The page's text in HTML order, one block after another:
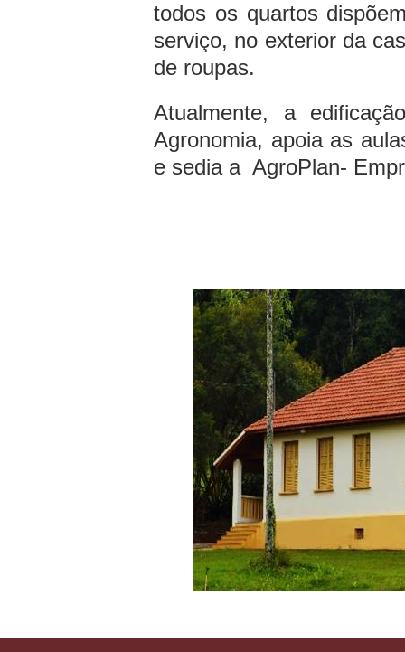
todos os quartos
serviço, no exterior da
de roupas.
Atualmente, a
Agronomia, apoia as
e sedia a AgroPlan-